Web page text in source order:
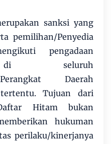
sanksi yang
pemilihan/Penyedia
pengadaan
di seluruh
Perangkat Daerah
Tujuan dari
Hitam bukan
hukuman
perilaku/kinerjanya